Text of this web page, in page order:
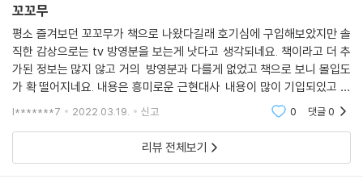
시한부 종말론의 존재는, 세대를 불문하고 사람들이 ‘현재’에 대해서 느끼
는 불안과 공포를 방증한다.
〈꼬꼬무〉 파일럿 방송에서부터 시즌 1 그리고 2021년 봄 방영을 시작한 시
즌 2에 이르기까지, 지금껏 다양한 사건들을 방송으로 다루면서 거기에 대
한 사람들의 목소리 또한 함께 분출되고 있다. 많은 사람이 〈꼬꼬무〉를 통
해 과거의 사건을 접하면서, 때로는 분노하고 때로는 공감하고 있다. 이 격
렬한 반응은 ‘현재의 이야기’를 다루고자 했던 제작진의 의도가 시청자들
에게 고스란히 전달되었다는 증거이며, 동시에 이들의 이야기가 오늘날의
우리가 대답을 내놓아야 할 질문을 날카롭게 던지고 있다는 뜻이기도 하
꼬꼬무
평소 즐겨보던 꼬꼬무가 책으로 나왔다길래 호기심에 구입해보았지만 솔
직한 감상으로는 tv 방영분을 보는게 낫다고 생각되네요. 책이라고 더 추
가된 정보는 많지 않고 거의 방영분과 다를게 없었고 책으로 보니 몰입도
가 확 떨어지네요. 내용은 흥미로운 근현대사 내용이 많이 기입되있고 끌
릴만한 소재긴 합니다. 그러나 이미 티비로 본 내용들이라 괜히 구입한 생
l*******7 2022.03.19. 신고 0 댓글0
리뷰 전체보기